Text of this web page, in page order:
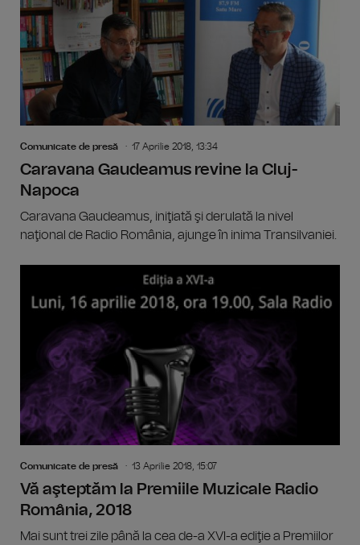
Comunicate de presă 17 Aprilie 2018, 13:34
Caravana Gaudeamus revine la Cluj-
Napoca
Caravana Gaudeamus, iniţiată şi derulată la nivel
naţional de Radio România, ajunge în inima Transilvaniei.
Comunicate de presă 13 Aprilie 2018, 15:07
Vă aşteptăm la Premiile Muzicale Radio
România, 2018
Mai sunt trei zile până la cea de-a XVI-a ediţie a Premiilor